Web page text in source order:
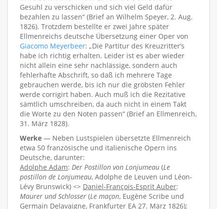
Gesuhl zu verschicken und sich viel Geld dafür
bezahlen zu lassen“ (Brief an Wilhelm Speyer, 2. Aug.
1826). Trotzdem bestellte er zwei Jahre später
Ellmenreichs deutsche Übersetzung einer Oper von
Giacomo Meyerbeer: „Die Partitur des Kreuzritter’s
habe ich richtig erhalten. Leider ist es aber wieder
nicht allein eine sehr nachlässige, sondern auch
fehlerhafte Abschrift, so daß ich mehrere Tage
gebrauchen werde, bis ich nur die gröbsten Fehler
werde corrigirt haben. Auch muß ich die Rezitative
sämtlich umschreiben, da auch nicht in einem Takt
die Worte zu den Noten passen“ (Brief an Ellmenreich,
31. März 1828).
Werke — Neben Lustspielen übersetzte Ellmenreich
etwa 50 französische und italienische Opern ins
Deutsche, darunter:
Adolphe Adam: Der Postillon von Lonjumeau (Le
postillon de Lonjumeau, Adolphe de Leuven und Léon-
Lévy Brunswick) <> Daniel-François-Esprit Auber:
Maurer und Schlosser (Le maçon, Eugène Scribe und
Germain Delavaigne, Frankfurter EA 27. März 1826);